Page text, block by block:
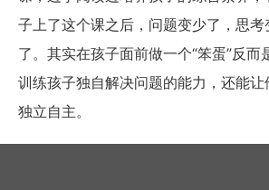
子上了这个课之后，问题变少了，思
了。其实在孩子面前做一个“笨蛋”反而
训练孩子独自解决问题的能力，还能
独立自主。